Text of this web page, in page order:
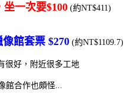
一次要$100 (約NT$411)
館套票 $270(約NT$1109.7)
很好，附近很多工地
館合作也頗怪...